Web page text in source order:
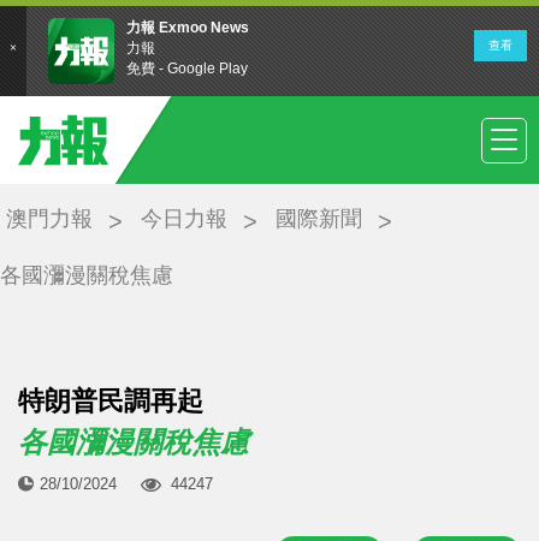
澳門力報 今日力報 國際新聞
各國瀰漫關稅焦慮
特朗普民調再起
各國瀰漫關稅焦慮
28/10/2024 44247